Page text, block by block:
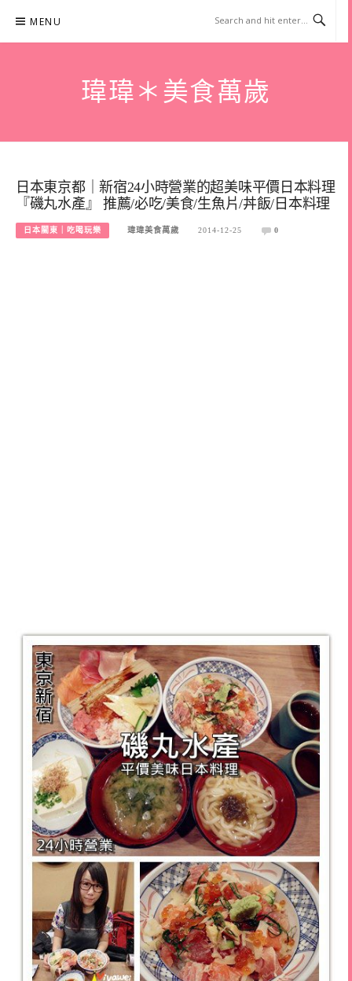
content
MENU
瑋瑋＊美食萬歲
日本東京都｜新宿24小時營業的超美味平價日本料理
『磯丸水產』 推薦/必吃/美食/生魚片/丼飯/日本料理
日本關東｜吃喝玩樂 瑋瑋美食萬歲 2014-12-25 0